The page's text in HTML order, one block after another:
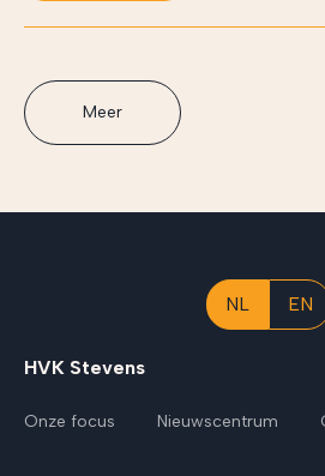
Meer
NL EN
HVK Stevens
Onze focus Nieuwscentrum